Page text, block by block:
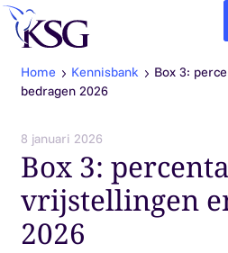
Skip to content
Home Kennisbank
Box 3:
bedragen 2026
8 januari 2026
Box 3:
vrijstellingen
2026